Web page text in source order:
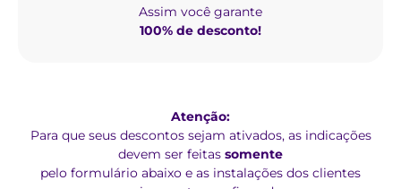
Assim você garante
100% de desconto!
Atenção:
Para que seus descontos sejam ativados, as indicações
devem ser feitas somente
pelo formulário abaixo e as instalações dos clientes